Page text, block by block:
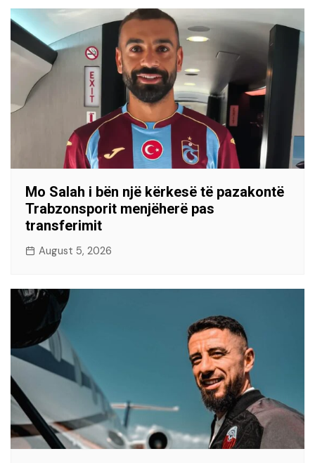
Mo Salah i bën një kërkesë të pazakontë
Trabzonsporit menjëherë pas
transferimit
August 5, 2026